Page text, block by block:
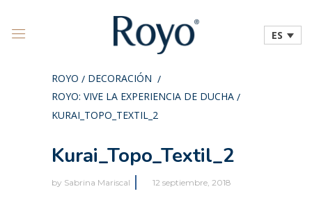
ES
ROYO / DECORACIÓN /
ROYO: VIVE LA EXPERIENCIA DE DUCHA /
KURAI_TOPO_TEXTIL_2
Kurai_Topo_Textil_2
by Sabrina Mariscal 12 septiembre, 2018